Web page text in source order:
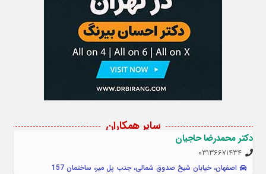
سایر همکاران
دکتر محمدرضا حاجیان
03136671434
اصفهان، خیابان شیخ صدوق شمالی، جنب پل میر، ساختمان 157